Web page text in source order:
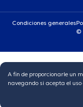
Condiciones generales
©
A fin de proporcionarle un
navegando si acepta el uso